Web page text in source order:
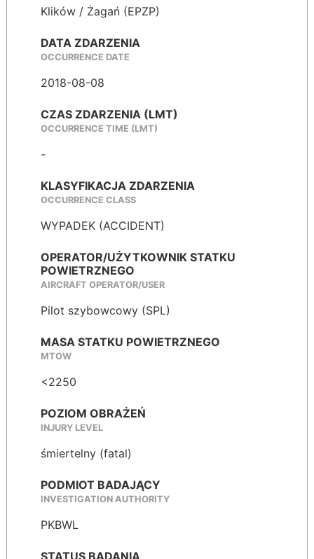
Klików / Żagań (EPZP)
DATA ZDARZENIA
OCCURRENCE DATE
2018-08-08
CZAS ZDARZENIA (LMT)
OCCURRENCE TIME (LMT)
-
KLASYFIKACJA ZDARZENIA
OCCURRENCE CLASS
WYPADEK (ACCIDENT)
OPERATOR/UŻYTKOWNIK STATKU
POWIETRZNEGO
AIRCRAFT OPERATOR/USER
Pilot szybowcowy (SPL)
MASA STATKU POWIETRZNEGO
MTOW
<2250
POZIOM OBRAŻEŃ
INJURY LEVEL
śmiertelny (fatal)
PODMIOT BADAJĄCY
INVESTIGATION AUTHORITY
PKBWL
STATUS BADANIA